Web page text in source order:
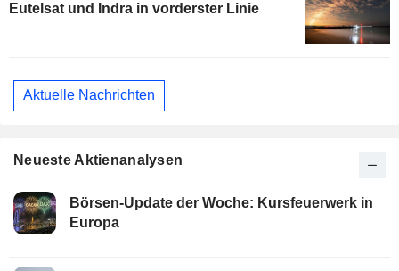
Eutelsat und Indra in vorderster Linie
Aktuelle Nachrichten
Neueste Aktienanalysen
Börsen-Update der Woche: Kursfeuerwerk in
Europa